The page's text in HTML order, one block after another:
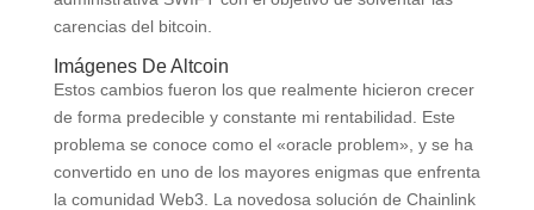
carencias del bitcoin.
Imágenes De Altcoin
Estos cambios fueron los que realmente hicieron crecer
de forma predecible y constante mi rentabilidad. Este
problema se conoce como el «oracle problem», y se ha
convertido en uno de los mayores enigmas que enfrenta
la comunidad Web3. La novedosa solución de Chainlink